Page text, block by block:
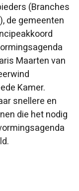
(Branches
de gemeenten
Maarten van
Kamer.
snellere en
die het nodig